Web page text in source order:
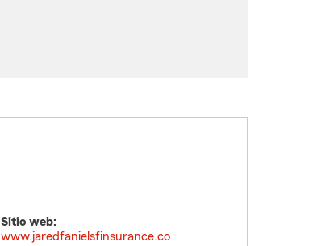
Sitio web:
www.jaredfanielsfinsurance.co